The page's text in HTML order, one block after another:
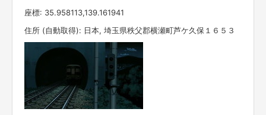
座標: 35.958113,139.161941
住所 (自動取得): 日本, 埼玉県秩父郡横瀬町芦ケ久保１６５３